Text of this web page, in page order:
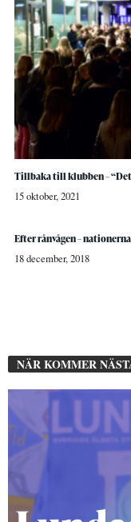
Tillbaka till klubben –
15 oktober, 2021
Efter rånvågen –
18 december, 2018
NÄR KOMMER